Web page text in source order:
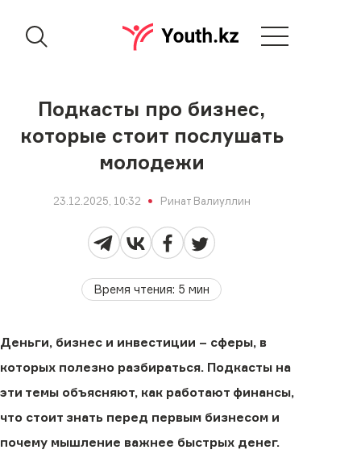
Подкасты про бизнес,
которые стоит послушать
молодежи
23.12.2025, 10:32 Ринат Валиуллин
Время чтения: 5 мин
Деньги, бизнес и инвестиции – сферы, в
которых полезно разбираться. Подкасты на
эти темы объясняют, как работают финансы,
что стоит знать перед первым бизнесом и
почему мышление важнее быстрых денег.